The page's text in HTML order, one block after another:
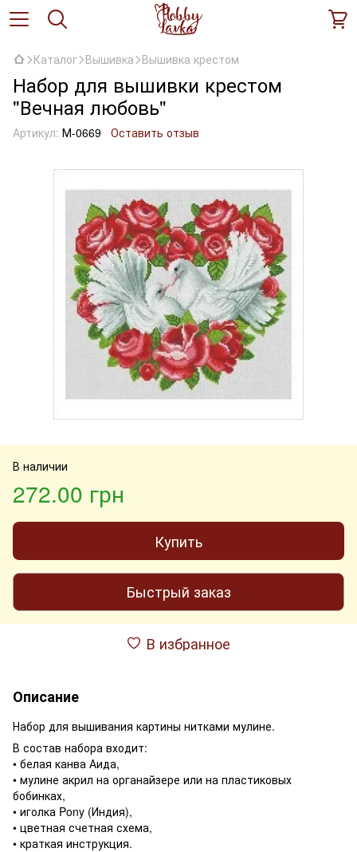
Каталог Вышивка Вышивка крестом
Набор для вышивки крестом
"Вечная любовь"
Артикул: М-0669 Оставить отзыв
В наличии
272.00 грн
Купить
Быстрый заказ
В избранное
Описание
Набор для вышивания картины нитками мулине.
В состав набора входит:
• белая канва Аида,
• мулине акрил на органайзере или на пластиковых
бобинках,
• иголка Pony (Индия),
• цветная счетная схема,
• краткая инструкция.